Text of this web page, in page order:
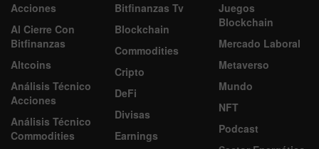
Acciones
Al Cierre Con
Bitfinanzas
Altcoins
Análisis Técnico
Acciones
Análisis Técnico
Commodities
Bitfinanzas Tv
Blockchain
Commodities
Cripto
DeFi
Divisas
Earnings
Juegos
Blockchain
Mercado Laboral
Metaverso
Mundo
NFT
Podcast